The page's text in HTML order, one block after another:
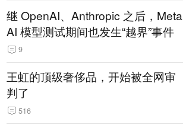
继 OpenAI、Anthropic 之后，Meta
AI 模型测试期间也发生“越界”事件
9
王虹的顶级奢侈品，开始被全网审
判了
516